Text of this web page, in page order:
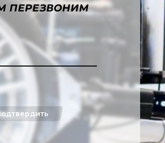
ПЕРЕЗВОНИМ